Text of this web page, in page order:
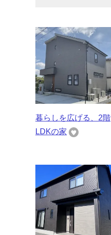
暮らしを広げる、2階
LDKの家